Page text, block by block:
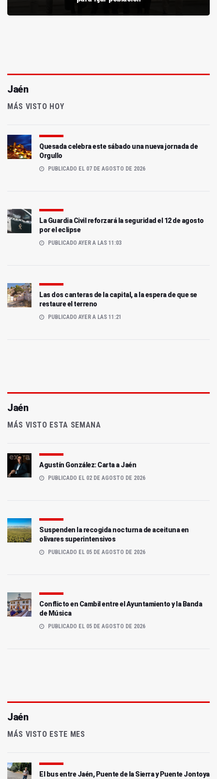
Jaén
MÁS VISTO HOY
Quesada celebra este sábado una nueva jornada de
Orgullo
PUBLICADO EL 07 DE AGOSTO DE 2026
La Guardia Civil reforzará la seguridad el 12 de agosto
por el eclipse
PUBLICADO AYER A LAS 11:03
Las dos canteras de la capital, a la espera de que se
restaure el terreno
PUBLICADO AYER A LAS 11:21
Jaén
MÁS VISTO ESTA SEMANA
Agustín González: Carta a Jaén
PUBLICADO EL 02 DE AGOSTO DE 2026
Suspenden la recogida nocturna de aceituna en
olivares superintensivos
PUBLICADO EL 05 DE AGOSTO DE 2026
Conflicto en Cambil entre el Ayuntamiento y la Banda
de Música
PUBLICADO EL 05 DE AGOSTO DE 2026
Jaén
MÁS VISTO ESTE MES
El bus entre Jaén, Puente de la Sierra y Puente Jontoya